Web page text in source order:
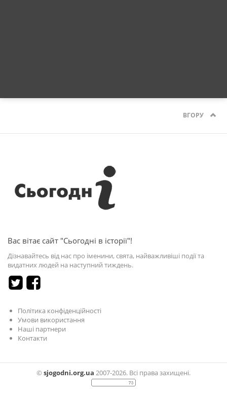
ВГОРУ
Вас вітає сайт "Сьогодні в історії"!
Дізнавайтесь від нас про іменини, свята, найважливіші події та
видатних людей на наступний тиждень.
Політика конфіденційності
Умови використання
Наші партнери
Контакти
© sjogodni.org.ua 2007-2026. Всі права захищені.